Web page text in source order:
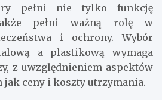
pełni nie tylko funkcję
pełni ważną rolę w
i ochrony. Wybór
a plastikową wymaga
z uwzględnieniem aspektów
ceny i koszty utrzymania.